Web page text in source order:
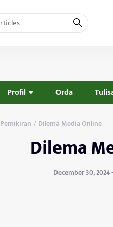
Profil Orda
Pemikiran / Dilema Media Online
Dilema
December 30,